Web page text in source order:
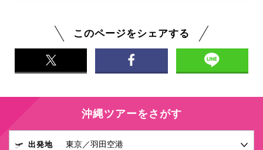
このページをシェアする
沖縄ツアーをさがす
出発地